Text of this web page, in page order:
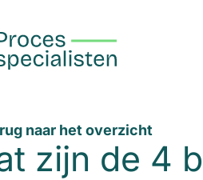
naar het overzicht
zijn de 4